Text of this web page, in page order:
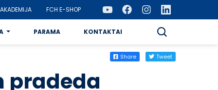
PARAMA KONTAKTAI
AKADEMIJA FCH E-SHOP
Share Tweet
pradeda